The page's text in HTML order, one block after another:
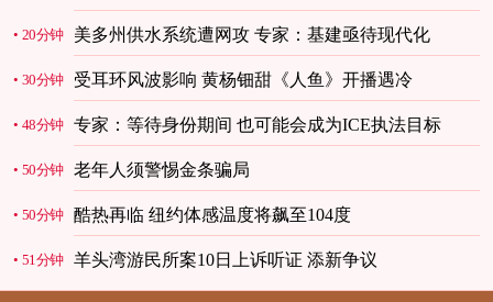
20分钟 美多州供水系统遭网攻 专家：基建亟待现代化
30分钟 受耳环风波影响 黄杨钿甜《人鱼》开播遇冷
48分钟 专家：等待身份期间 也可能会成为ICE执法目标
50分钟 老年人须警惕金条骗局
50分钟 酷热再临 纽约体感温度将飙至104度
51分钟 羊头湾游民所案10日上诉听证 添新争议